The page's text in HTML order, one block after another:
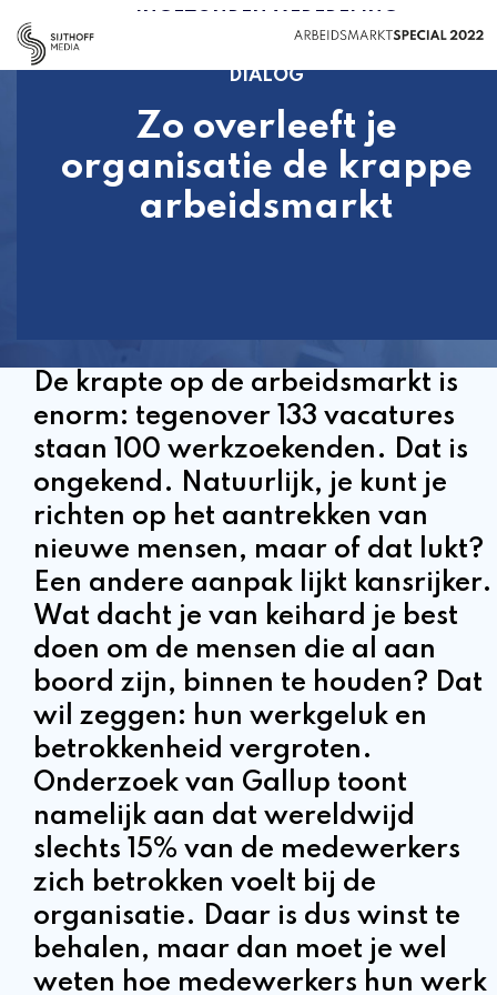
DIALOG
Zo overleeft je
organisatie de krappe
arbeidsmarkt
De krapte op de arbeidsmarkt is
enorm: tegenover 133 vacatures
staan 100 werkzoekenden. Dat is
ongekend. Natuurlijk, je kunt je
richten op het aantrekken van
nieuwe mensen, maar of dat lukt?
Een andere aanpak lijkt kansrijker.
Wat dacht je van keihard je best
doen om de mensen die al aan
boord zijn, binnen te houden? Dat
wil zeggen: hun werkgeluk en
betrokkenheid vergroten.
Onderzoek van Gallup toont
namelijk aan dat wereldwijd
slechts 15% van de medewerkers
zich betrokken voelt bij de
organisatie. Daar is dus winst te
behalen, maar dan moet je wel
weten hoe medewerkers hun werk